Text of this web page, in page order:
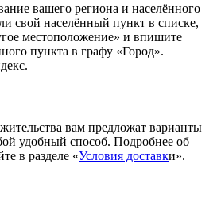
вашего региона и населённого
свой населённый пункт в списке,
местоположение» и впишите
пункта в графу «Город».
вам предложат варианты
удобный способ. Подробнее об
в разделе «Условия доставки».